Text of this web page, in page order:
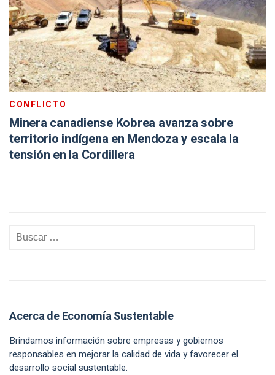
CONFLICTO
Minera canadiense Kobrea avanza sobre
territorio indígena en Mendoza y escala la
tensión en la Cordillera
Acerca de Economía Sustentable
Brindamos información sobre empresas y gobiernos
responsables en mejorar la calidad de vida y favorecer el
desarrollo social sustentable.